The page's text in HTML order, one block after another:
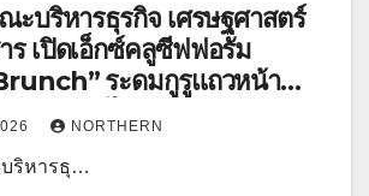
ะบริหารธุรกิจ เศรษฐศาสตร์
ร เปิดเอ็กซ์คลูซีฟฟอรั่ม
ระดมกูรูแถวหน้า
ลการค้าไทย-จีน” ติดอาวุธผู้
ยสู้ศึก
NORTHERN
ริหารธุ…